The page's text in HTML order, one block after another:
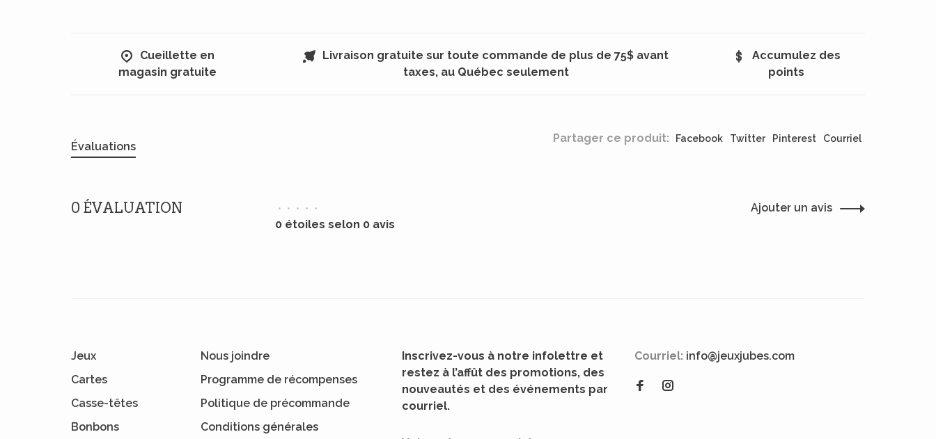
Cueillette en
magasin gratuite
Livraison gratuite sur toute commande de plus de 75$ avant
taxes, au Québec seulement
Accumulez des
points
Partager ce produit: Facebook Twitter Pinterest Courriel
Évaluations
0 ÉVALUATION • • • • •
0 étoiles selon 0 avis
Ajouter un avis
Jeux
Cartes
Casse-têtes
Bonbons
Nous joindre
Programme de récompenses
Politique de précommande
Conditions générales
Inscrivez-vous à notre infolettre et
restez à l’affût des promotions, des
nouveautés et des événements par
courriel.
Courriel: info@jeuxjubes.com